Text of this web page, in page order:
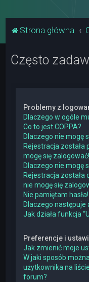
Strona główna
Często
Problemy z
Dlaczego w ogóle
Co to jest COPPA?
Dlaczego nie mogę
Rejestracja
mogę się zalogować!
Dlaczego nie mogę
Rejestracja została
nie mogę się
Nie pamiętam hasła!
Dlaczego
Jak działa funkcja
Preferencje i
Jak zmienić moje
W jaki sposób
użytkownika na
forum?